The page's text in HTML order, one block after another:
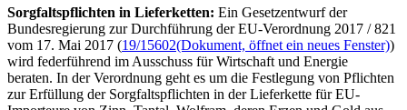
Sorgfaltspflichten in Lieferketten: Ein Gesetzentwurf der
Bundesregierung zur Durchführung der EU-Verordnung 2017 / 821
vom 17. Mai 2017 (19/15602(Dokument, öffnet ein neues Fenster))
wird federführend im Ausschuss für Wirtschaft und Energie
beraten. In der Verordnung geht es um die Festlegung von Pflichten
zur Erfüllung der Sorgfaltspflichten in der Lieferkette für EU-